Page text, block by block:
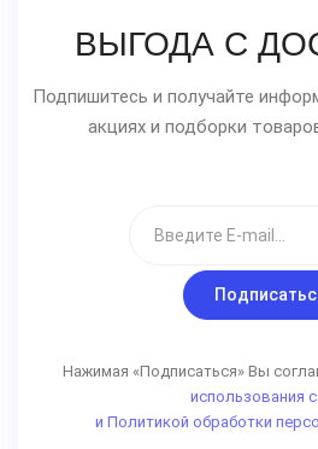
ВЫГОДА С
Подпишитесь и получайте
акциях и подборки
Нажимая «Подписаться» Вы
использования
и Политикой обработки